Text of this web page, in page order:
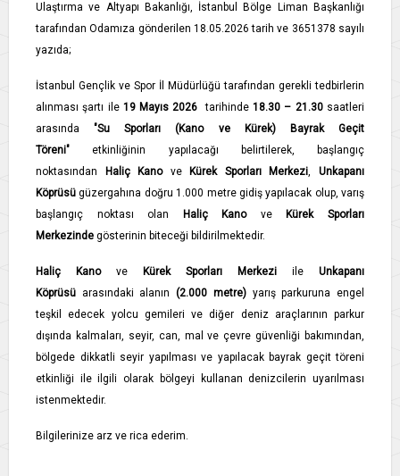
Ulaştırma ve Altyapı Bakanlığı, İstanbul Bölge Liman Başkanlığı
tarafından Odamıza gönderilen 18.05.2026 tarih ve 3651378 sayılı
yazıda;
İstanbul Gençlik ve Spor İl Müdürlüğü tarafından gerekli tedbirlerin
alınması şartı ile 19 Mayıs 2026 tarihinde18.30 – 21.30saatleri
arasında"Su Sporları (Kano ve Kürek) Bayrak Geçit
Töreni" etkinliğinin yapılacağı belirtilerek, başlangıç
noktasından
Haliç Kanove Kürek Sporları Merkezi,Unkapanı
Köprüsü güzergahına doğru 1.000 metre gidiş yapılacak olup, varış
başlangıç noktası olan
Haliç Kanove
Kürek Sporları
Merkezinde gösterinin biteceği bildirilmektedir.
Haliç Kanove Kürek Sporları Merkezi ile Unkapanı
Köprüsü arasındaki alanın(2.000 metre)yarış parkuruna engel
teşkil edecek yolcu gemileri ve diğer deniz araçlarının parkur
dışında kalmaları, seyir, can, mal ve çevre güvenliği bakımından,
bölgede dikkatli seyir yapılması ve yapılacak bayrak geçit töreni
etkinliği ile ilgili olarak bölgeyi kullanan denizcilerin uyarılması
istenmektedir.
Bilgilerinize arz ve rica ederim.